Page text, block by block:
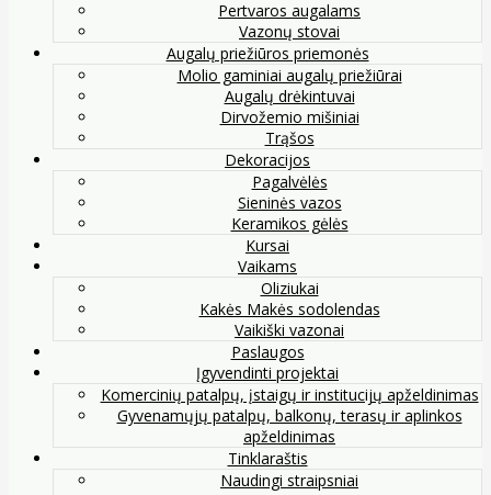
Pertvaros augalams
Vazonų stovai
Augalų priežiūros priemonės
Molio gaminiai augalų priežiūrai
Augalų drėkintuvai
Dirvožemio mišiniai
Trąšos
Dekoracijos
Pagalvėlės
Sieninės vazos
Keramikos gėlės
Kursai
Vaikams
Oliziukai
Kakės Makės sodolendas
Vaikiški vazonai
Paslaugos
Įgyvendinti projektai
Komercinių patalpų, įstaigų ir institucijų apželdinimas
Gyvenamųjų patalpų, balkonų, terasų ir aplinkos
apželdinimas
Tinklaraštis
Naudingi straipsniai